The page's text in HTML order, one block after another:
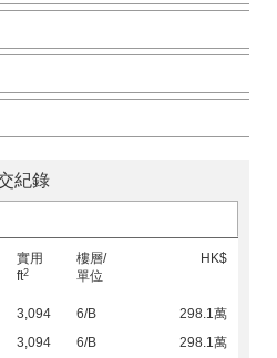
紀錄
實用
ft2
樓層/
單位
HK$
3,094 6/B
298.1萬
3,094 6/B
298.1萬